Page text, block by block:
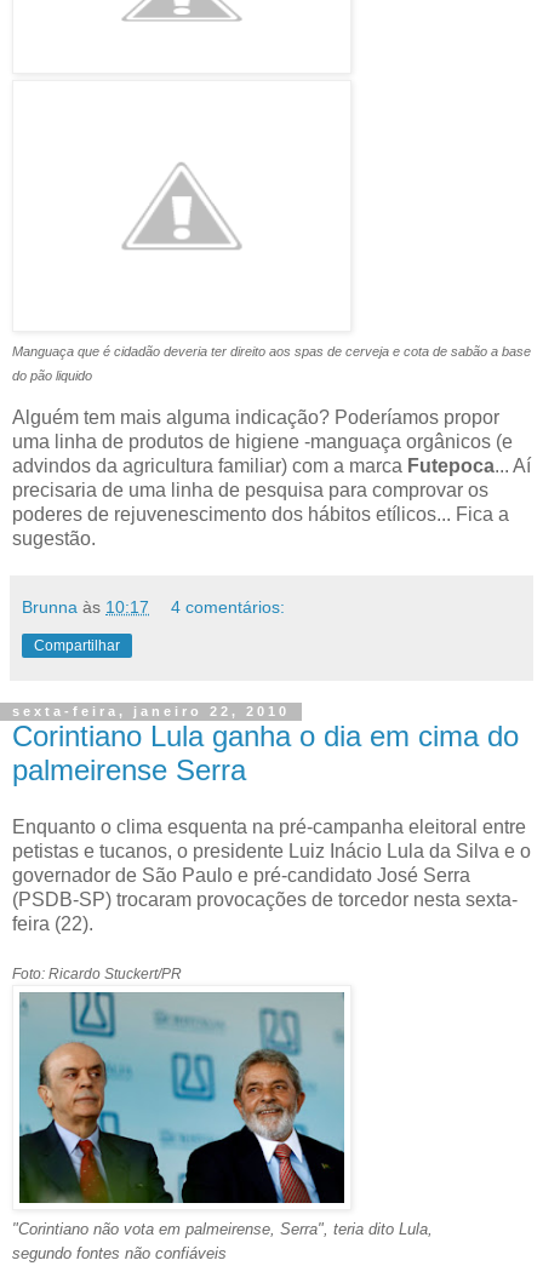
Manguaça que é cidadão deveria ter direito aos spas de cerveja e cota de sabão a base
do pão liquido
Alguém tem mais alguma indicação? Poderíamos propor
uma linha de produtos de higiene -manguaça orgânicos (e
advindos da agricultura familiar) com a marca Futepoca... Aí
precisaria de uma linha de pesquisa para comprovar os
poderes de rejuvenescimento dos hábitos etílicos... Fica a
sugestão.
Brunna às 10:17 4 comentários:
Compartilhar
sexta-feira, janeiro 22, 2010
Corintiano Lula ganha o dia em cima do
palmeirense Serra
Enquanto o clima esquenta na pré-campanha eleitoral entre
petistas e tucanos, o presidente Luiz Inácio Lula da Silva e o
governador de São Paulo e pré-candidato José Serra
(PSDB-SP) trocaram provocações de torcedor nesta sexta-
feira (22).
Foto: Ricardo Stuckert/PR
"Corintiano não vota em palmeirense, Serra", teria dito Lula,
segundo fontes não confiáveis